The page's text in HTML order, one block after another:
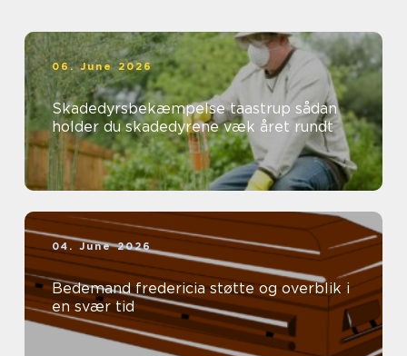
06. June 2026
Skadedyrsbekæmpelse taastrup sådan
holder du skadedyrene væk året rundt
04. June 2026
Bedemand fredericia støtte og overblik i
en svær tid